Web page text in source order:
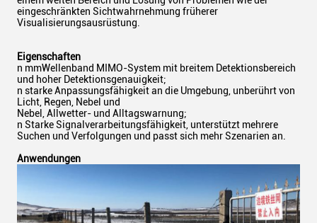
eingeschränkten Sichtwahrnehmung früherer
Visualisierungsausrüstung.
Eigenschaften
n mmWellenband MIMO-System mit breitem Detektionsbereich
und hoher Detektionsgenauigkeit;
n starke Anpassungsfähigkeit an die Umgebung, unberührt von
Licht, Regen, Nebel und
Nebel, Allwetter- und Alltagswarnung;
n Starke Signalverarbeitungsfähigkeit, unterstützt mehrere
Suchen und Verfolgungen und passt sich mehr Szenarien an.
Anwendungen